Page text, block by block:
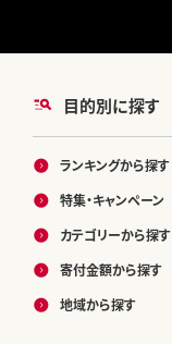
目的別に探す
ランキングから探す
特集・キャンペーン
カテゴリーから探す
寄付金額から探す
地域から探す